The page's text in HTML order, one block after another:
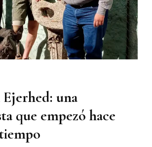
Dijo
El
Papá
De
una
que empezó hace